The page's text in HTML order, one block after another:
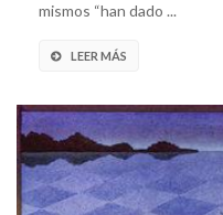
mismos “han dado ...
LEER MÁS